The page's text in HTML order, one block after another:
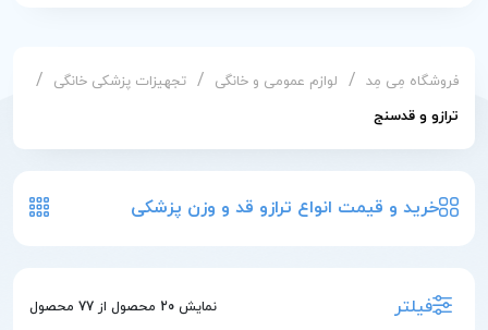
فروشگاه مِی مِد / لوازم عمومی و خانگی / تجهیزات پزشکی خانگی /
ترازو و قدسنج
خرید و قیمت انواع ترازو قد و وزن پزشکی
فیلتر نمایش 20 محصول از 77 محصول